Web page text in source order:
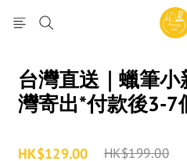
台灣直送｜蠟筆
灣寄出*付款後3-7
HK$129.00 HK$199.00